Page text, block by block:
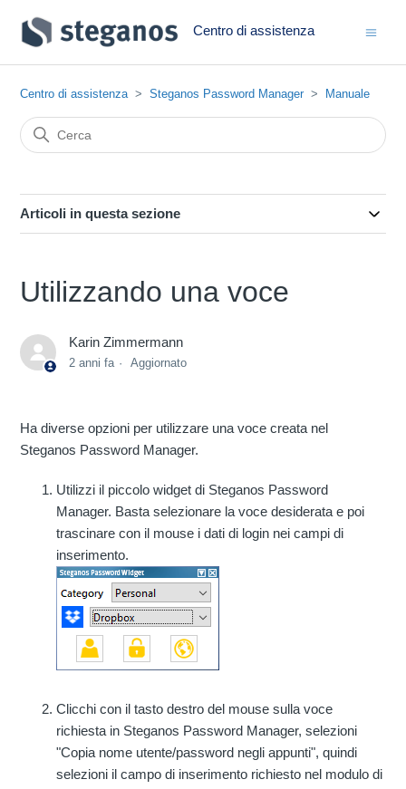
Centro di assistenza
Centro di assistenza Steganos Password Manager Manuale
Articoli in questa sezione
Utilizzando una voce
Karin Zimmermann
2 anni fa Aggiornato
Ha diverse opzioni per utilizzare una voce creata nel
Steganos Password Manager.
Utilizzi il piccolo widget di Steganos Password
Manager. Basta selezionare la voce desiderata e poi
trascinare con il mouse i dati di login nei campi di
inserimento.
Clicchi con il tasto destro del mouse sulla voce
richiesta in Steganos Password Manager, selezioni
"Copia nome utente/password negli appunti", quindi
selezioni il campo di inserimento richiesto nel modulo di